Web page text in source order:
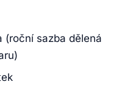
sazba dělená